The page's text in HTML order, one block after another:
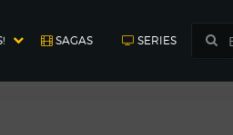
SAGAS SERIES